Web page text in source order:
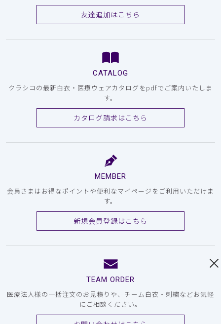
友達追加はこちら
CATALOG
クラシコの最新白衣・医療ウェアカタログをpdfでご案内いたしま
す。
カタログ請求はこちら
MEMBER
会員さまはお得なポイントや便利なマイページをご利用いただけま
す。
新規会員登録はこちら
TEAM ORDER
医療法人様の一括注文のお見積りや、チーム白衣・刺繍などお気軽
にご相談ください。